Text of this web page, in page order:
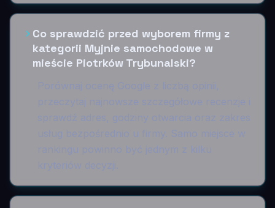
Co sprawdzić przed wyborem firmy z
kategorii Myjnie samochodowe w
mieście Piotrków Trybunalski?